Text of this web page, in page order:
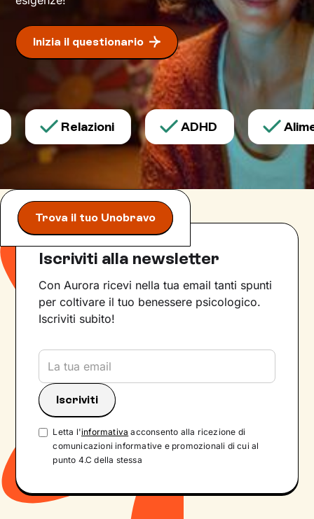
Inizia il questionario
Relazioni ADHD
Trova il tuo Unobravo
Iscriviti alla newsletter
Con Aurora ricevi nella tua email tanti spunti
per coltivare il tuo benessere psicologico.
Iscriviti subito!
Letta l'informativa acconsento alla ricezione di
comunicazioni informative e promozionali di cui al
punto 4.C della stessa